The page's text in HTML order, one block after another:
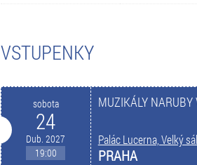
VSTUPENKY
sobota
24
Dub. 2027
19:00
MUZIKÁLY NARUBY
Palác Lucerna, Velký sál
PRAHA